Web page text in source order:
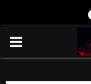
PRIMARY